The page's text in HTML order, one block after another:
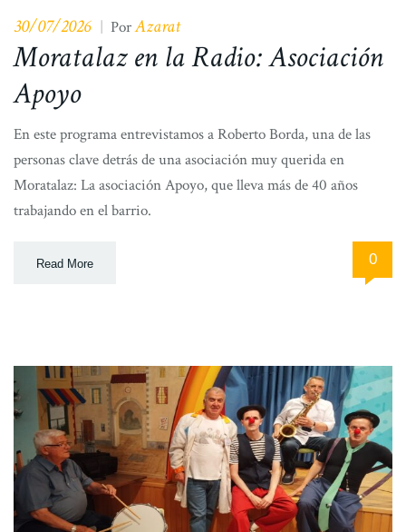
30/07/2026 PorAzarat
Moratalaz en la Radio: Asociación
Apoyo
En este programa entrevistamos a Roberto Borda, una de las
personas clave detrás de una asociación muy querida en
Moratalaz: La asociación Apoyo, que lleva más de 40 años
trabajando en el barrio.
Read More 0